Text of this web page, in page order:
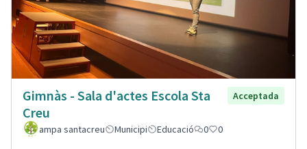
Gimnàs - Sala d'actes Escola Sta
Creu
Acceptada
ampa santacreu Municipi Educació 0 0